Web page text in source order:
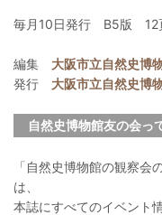
毎月10日発行 B5版 12
編集 大阪市立自然史博
発行 大阪市立自然史博
自然史博物館友の会っ
「自然史博物館の観察会
は、
本誌にすべてのイベント